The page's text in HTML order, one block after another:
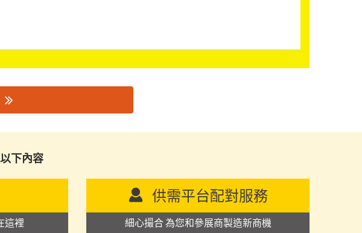
下內容
這裡
供需平台配對服務
細心撮合 為您和參展商製造新商機